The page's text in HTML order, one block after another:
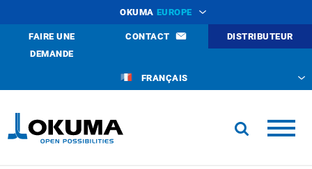
OKUMA EUROPE
FAIRE UNE
DEMANDE
CONTACT DISTRIBUTEUR
FRANÇAIS